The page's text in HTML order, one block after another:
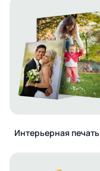
Интерьерная печать